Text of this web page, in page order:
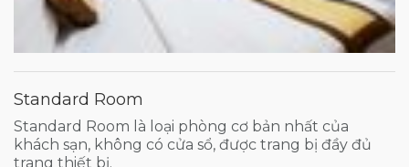
Standard Room
Standard Room là loại phòng cơ bản nhất của
khách sạn, không có cửa sổ, được trang bị đầy đủ
trang thiết bị.